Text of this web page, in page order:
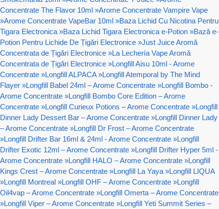
Concentrate The Flavor 10ml »Arome Concentrate Vampire Vape
»Arome Concentrate VapeBar 10ml »Baza Lichid Cu Nicotina Pentru
Tigara Electronica »Baza Lichid Tigara Electronica e-Potion »Bază e-
Potion Pentru Lichide De Țigări Electronice »Just Juice Aromă
Concentrata de Țigări Electronice »La Lechería Vape Aromă
Concentrata de Țigări Electronice »Longfill Aisu 10ml - Arome
Concentrate »Longfill ALPACA »Longfill Atemporal by The Mind
Flayer »Longfill Babel 24ml – Arome Concentrate »Longfill Bombo -
Arome Concentrate »Longfill Bombo Core Edition – Arome
Concentrate »Longfill Curieux Potions – Arome Concentrate »Longfill
Dinner Lady Dessert Bar – Arome Concentrate »Longfill Dinner Lady
– Arome Concentrate »Longfill Dr Frost – Arome Concentrate
»Longfill Drifter Bar 16ml & 24ml - Arome Concentrate »Longfill
Drifter Exotic 12ml – Arome Concentrate »Longfill Drifter Hyper 5ml -
Arome Concentrate »Longfill HALO – Arome Concentrate »Longfill
Kings Crest – Arome Concentrate »Longfill La Yaya »Longfill LIQUA
»Longfill Montreal »Longfill OHF – Arome Concentrate »Longfill
Oil4vap – Arome Concentrate »Longfill Omerta – Arome Concentrate
»Longfill Viper – Arome Concentrate »Longfill Yeti Summit Series –